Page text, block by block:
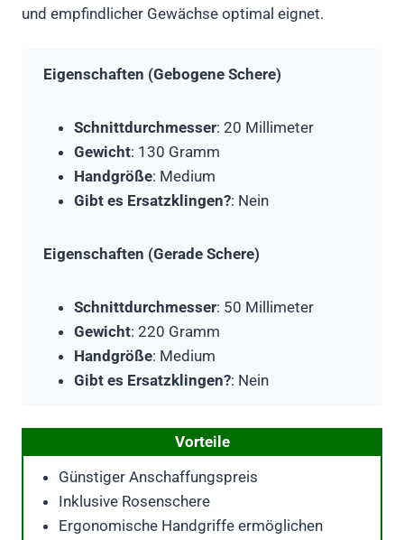
und empfindlicher Gewächse optimal eignet.
Eigenschaften (Gebogene Schere)
Schnittdurchmesser: 20 Millimeter
Gewicht: 130 Gramm
Handgröße: Medium
Gibt es Ersatzklingen?: Nein
Eigenschaften (Gerade Schere)
Schnittdurchmesser: 50 Millimeter
Gewicht: 220 Gramm
Handgröße: Medium
Gibt es Ersatzklingen?: Nein
Vorteile
Günstiger Anschaffungspreis
Inklusive Rosenschere
Ergonomische Handgriffe ermöglichen